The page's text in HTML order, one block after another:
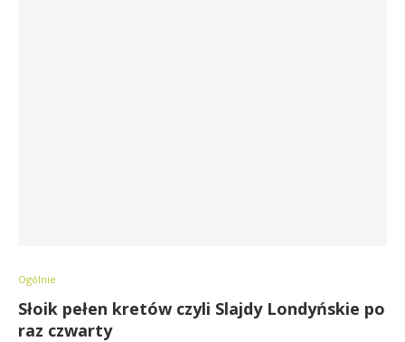
Ogólnie
Słoik pełen kretów czyli Slajdy Londyńskie po
raz czwarty